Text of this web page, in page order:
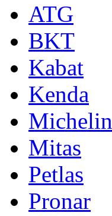
ATG
BKT
Kabat
Kenda
Michelin
Mitas
Petlas
Pronar